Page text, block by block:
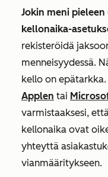
Jokin meni
kellonaika-
rekisteröidä
menneisyydessä.
kello on
Applen tai
varmistaaksesi,
kellonaika ovat
yhteyttä
vianmääritykseen.